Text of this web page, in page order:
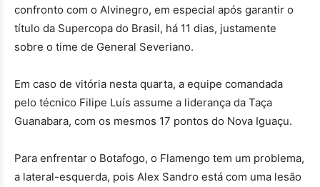
confronto com o Alvinegro, em especial após garantir o
título da Supercopa do Brasil, há 11 dias, justamente
sobre o time de General Severiano.
Em caso de vitória nesta quarta, a equipe comandada
pelo técnico Filipe Luís assume a liderança da Taça
Guanabara, com os mesmos 17 pontos do Nova Iguaçu.
Para enfrentar o Botafogo, o Flamengo tem um problema,
a lateral-esquerda, pois Alex Sandro está com uma lesão